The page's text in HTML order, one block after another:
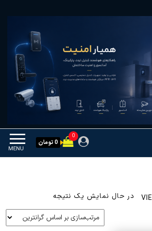
MENU
0
0 تومان
در حال نمایش یک نتیجه